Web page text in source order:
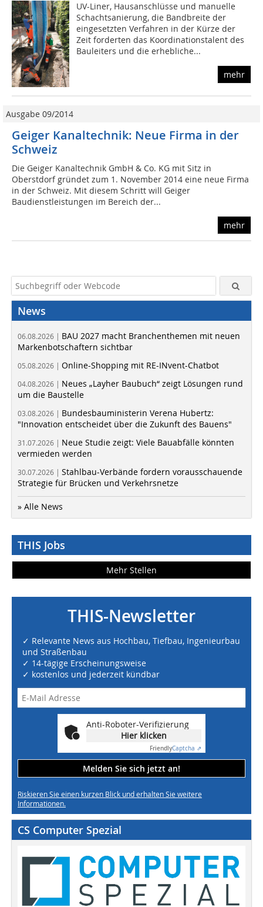
UV-Liner, Hausanschlüsse und manuelle
Schachtsanierung, die Bandbreite der
eingesetzten Verfahren in der Kürze der
Zeit forderten das Koordinationstalent des
Bauleiters und die erhebliche...
mehr
Ausgabe 09/2014
Geiger Kanaltechnik: Neue Firma in der
Schweiz
Die Geiger Kanaltechnik GmbH & Co. KG mit Sitz in
Oberstdorf gründet zum 1. November 2014 eine neue Firma
in der Schweiz. Mit diesem Schritt will Geiger
Baudienstleistungen im Bereich der...
mehr
News
06.08.2026 | BAU 2027 macht Branchenthemen mit neuen
Markenbotschaftern sichtbar
05.08.2026 | Online-Shopping mit RE-INvent-Chatbot
04.08.2026 | Neues „Layher Baubuch“ zeigt Lösungen rund
um die Baustelle
03.08.2026 | Bundesbauministerin Verena Hubertz:
"Innovation entscheidet über die Zukunft des Bauens"
31.07.2026 | Neue Studie zeigt: Viele Bauabfälle könnten
vermieden werden
30.07.2026 | Stahlbau-Verbände fordern vorausschauende
Strategie für Brücken und Verkehrsnetze
» Alle News
THIS Jobs
Mehr Stellen
THIS-Newsletter
✓ Relevante News aus Hochbau, Tiefbau, Ingenieurbau
und Straßenbau
✓ 14-tägige Erscheinungsweise
✓ kostenlos und jederzeit kündbar
Anti-Roboter-Verifizierung
Hier klicken
FriendlyCaptcha ⇗
Melden Sie sich jetzt an!
Riskieren Sie einen kurzen Blick und erhalten Sie weitere
Informationen.
CS Computer Spezial